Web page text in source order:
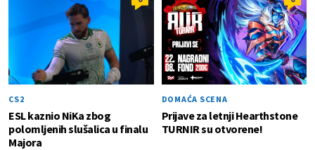
CS2
ESL kaznio NiKa zbog
polomljenih slušalica u finalu
Majora
DOMAĆA SCENA
Prijave za letnji Hearthstone
TURNIR su otvorene!